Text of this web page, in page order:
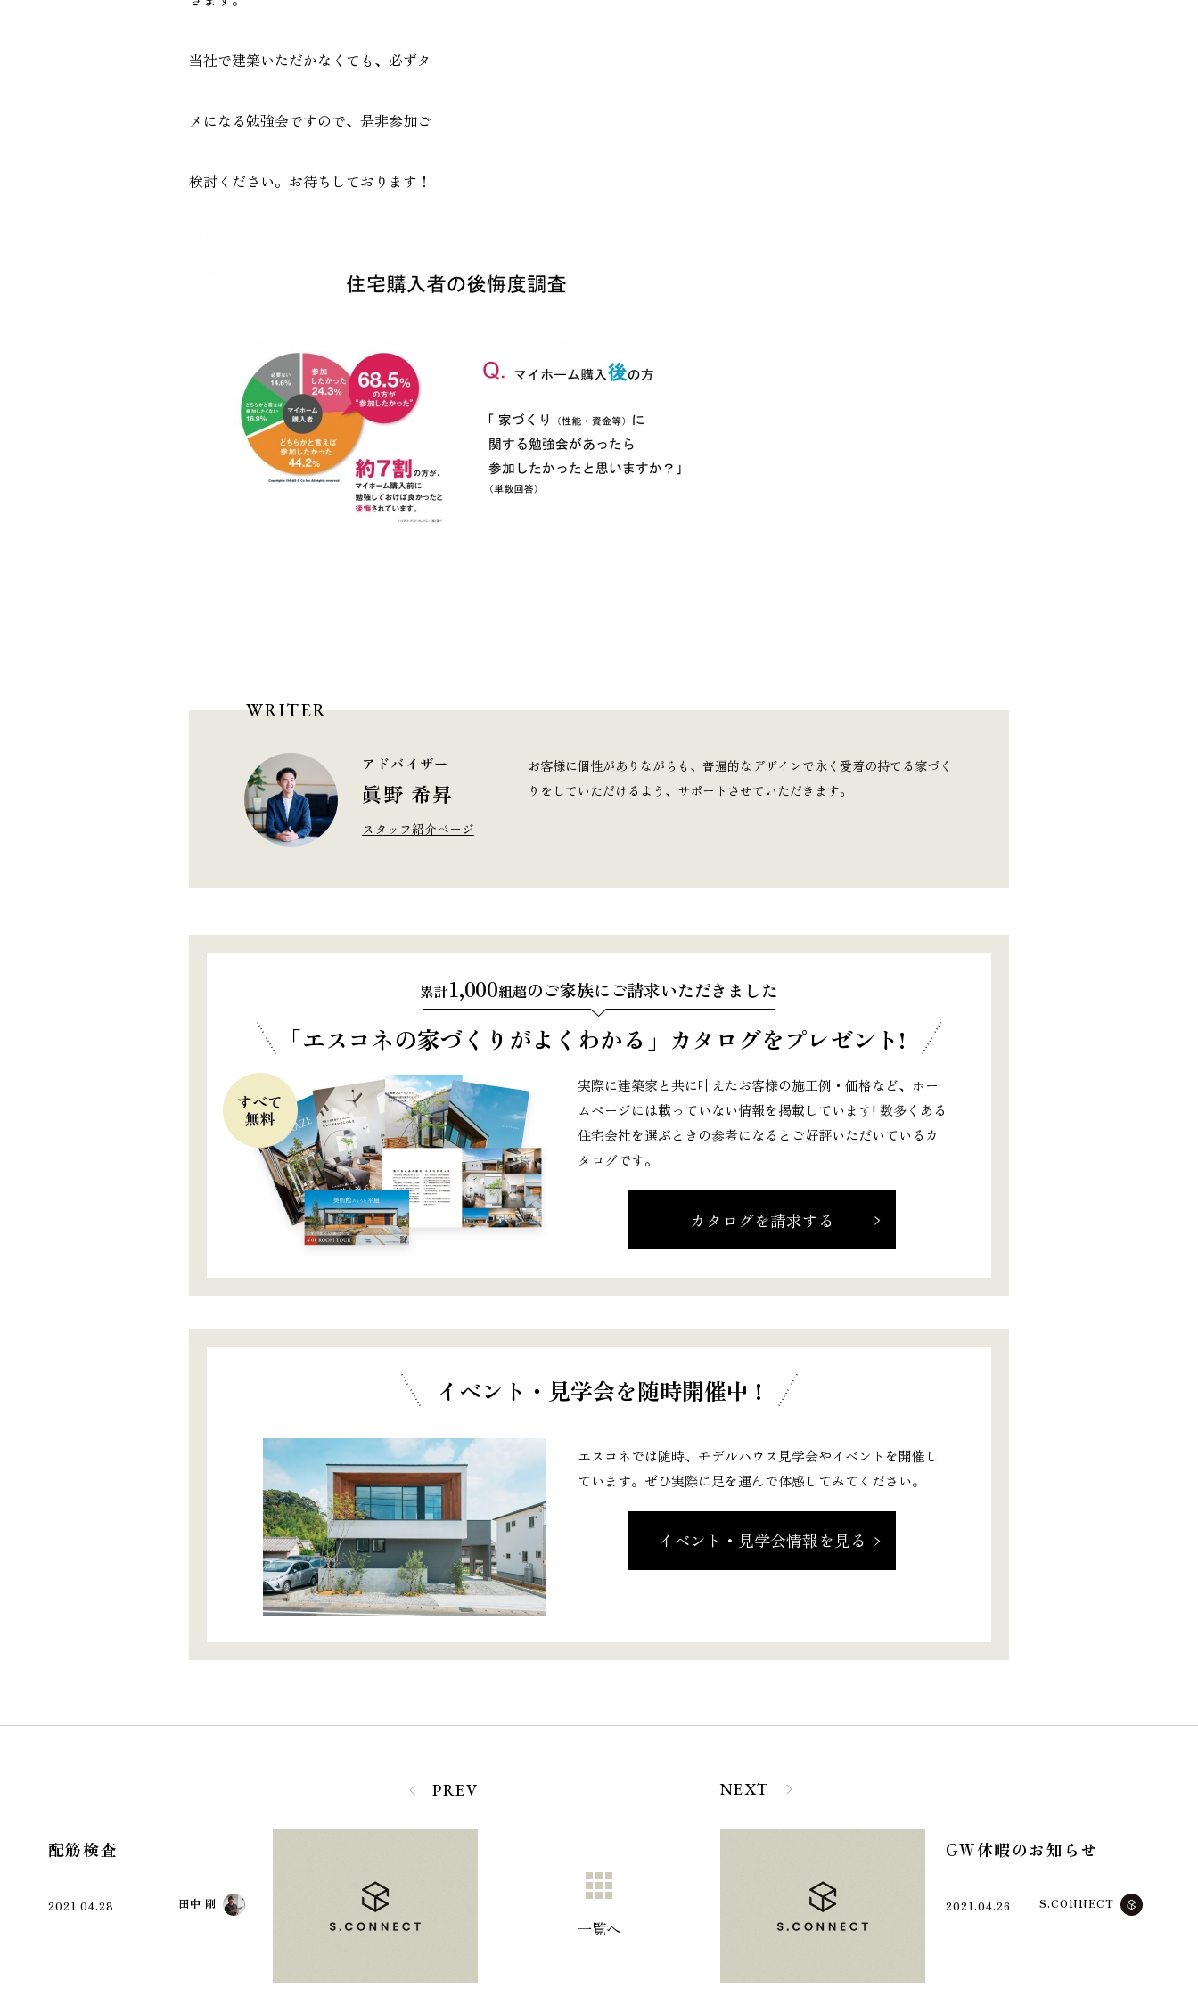
当社で建築いただかなくても、必ずタ
メになる勉強会ですので、是非参加ご
検討ください。お待ちしております！
WRITER
アドバイザー
眞野 希昇
スタッフ紹介ページ
お客様に個性がありながらも、普遍的なデザインで永く愛着の持てる家づく
りをしていただけるよう、サポートさせていただきます。
累計1,000組超のご家族にご請求いただきました
「エスコネの家づくりがよくわかる」 カタログをプレゼント!
実際に建築家と共に叶えたお客様の施工例・価格など、ホー
ムページには載っていない情報を掲載しています! 数多くある
住宅会社を選ぶときの参考になるとご好評いただいているカ
タログです。
カタログを請求する
イベント・見学会を随時開催中 !
エスコネでは随時、モデルハウス見学会やイベントを開催し
ています。ぜひ実際に足を運んで体感してみてください。
イベント・見学会情報を見る
PREV
配筋検査
2021.04.28 田中 剛
一覧へ
NEXT
GW休暇のお知らせ
2021.04.26 S.CONNECT